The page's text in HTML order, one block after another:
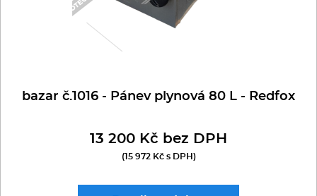
Kotle
Myčky
Transport, výdej a regen.
bazar č.1016 - Pánev plynová 80 L - Redfox
13 200 Kč bez DPH
(15 972 Kč s DPH)